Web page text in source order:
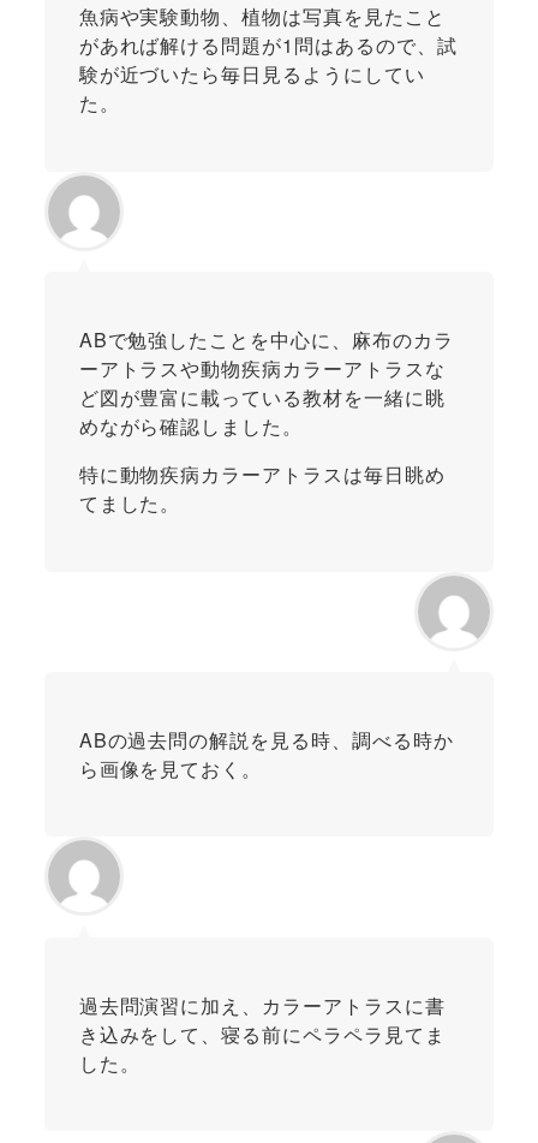
魚病や実験動物、植物は写真を見たこと
があれば解ける問題が1問はあるので、試
験が近づいたら毎日見るようにしてい
た。
ABで勉強したことを中心に、麻布のカラ
ーアトラスや動物疾病カラーアトラスな
ど図が豊富に載っている教材を一緒に眺
めながら確認しました。
特に動物疾病カラーアトラスは毎日眺め
てました。
ABの過去問の解説を見る時、調べる時か
ら画像を見ておく。
過去問演習に加え、カラーアトラスに書
き込みをして、寝る前にペラペラ見てま
した。